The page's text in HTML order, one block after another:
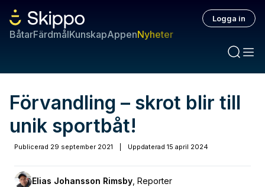
BåtarFärdmålKunskapAppenNyheter
Logga in
Förvandling – skrot blir till
unik sportbåt!
Publicerad 29 september 2021 Uppdaterad 15 april 2024
Elias Johansson Rimsby Reporter